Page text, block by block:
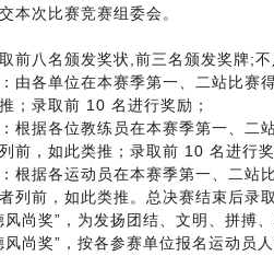
本次比赛竞赛组委会。
前八名颁发奖状,前三名颁发奖牌;
由各单位在本赛季第一、二站比
；录取前 10 名进行奖励；
根据各位教练员在本赛季第一、
前，如此类推；录取前 10 名进行奖
根据各运动员在本赛季第一、二
列前，如此类推。总决赛结束后录
风尚奖”，为发扬团结、文明、拼搏
风尚奖”，按各参赛单位报名运动